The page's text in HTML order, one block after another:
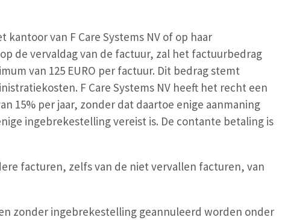
van F Care Systems NV of op haar
de vervaldag van de factuur, zal het factuurbedrag
van 125 EURO per factuur. Dit bedrag stemt
F Care Systems NV heeft het recht een
15% per jaar, zonder dat daartoe enige aanmaning
ingebrekestelling vereist is. De contante betaling is
facturen, zelfs van de niet vervallen facturen, van
zonder ingebrekestelling geannuleerd worden onder